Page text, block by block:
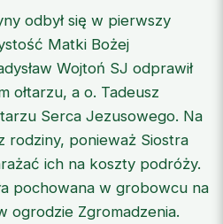
odbył się w pierwszy
Matki Bożej
Wojtoń SJ odprawił
ołtarzu, a o. Tadeusz
Serca Jezusowego. Na
rodziny, ponieważ Siostra
ich na koszty podróży.
pochowana w grobowcu na
ogrodzie Zgromadzenia.